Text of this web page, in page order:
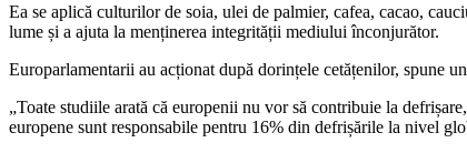
Ea se aplică culturilor de soia, ulei de palmier, cafea, cacao,
lume și a ajuta la menținerea integrității mediului înconjurător.
Europarlamentarii au acționat după dorințele cetățenilor, spune
„Toate studiile arată că europenii nu vor să contribuie la
europene sunt responsabile pentru 16% din defrișările la nivel